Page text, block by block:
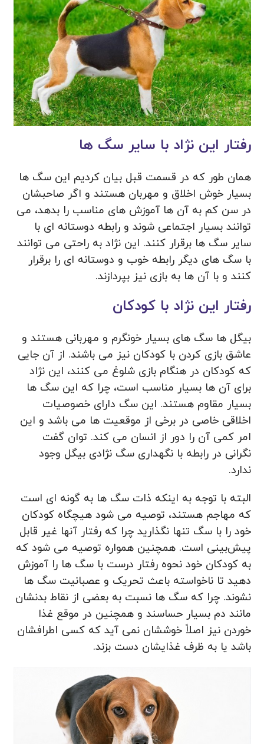
رفتار این نژاد با سایر سگ ها
همان طور که در قسمت قبل بیان کردیم این سگ ها
بسیار خوش اخلاق و مهربان هستند و اگر صاحبشان
در سن کم به آن ها آموزش های مناسب را بدهد، می
توانند بسیار اجتماعی شوند و رابطه دوستانه ای با
سایر سگ ها برقرار کنند. این نژاد به راحتی می توانند
با سگ های دیگر رابطه خوب و دوستانه ای را برقرار
کنند و با آن ها به بازی نیز بپردازند.
رفتار این نژاد با کودکان
بیگل ها سگ های بسیار خونگرم و مهربانی هستند و
عاشق بازی کردن با کودکان نیز می باشند. از آن جایی
که کودکان در هنگام بازی شلوغ می کنند، این نژاد
برای آن ها بسیار مناسب است، چرا که این سگ ها
بسیار مقاوم هستند. این سگ دارای خصوصیات
اخلاقی خاصی در برخی از موقعیت ها می باشد و این
امر کمی آن را دور از انسان می کند. توان گفت
نگرانی در رابطه با نگهداری سگ نژادی بیگل وجود
ندارد.
البته با توجه به اینکه ذات سگ‌ ها به گونه ‌ای است
که مهاجم هستند، توصیه می‌ شود هیچگاه کودکان
خود را با سگ تنها نگذارید چرا که رفتار آنها غیر قابل
پیش‌بینی است. همچنین همواره توصیه می ‌شود که
به کودکان خود نحوه رفتار درست با سگ ‌ها را آموزش
دهید تا ناخواسته باعث تحریک و عصبانیت سگ‌ ها
نشوند. چرا که سگ‌ ها نسبت به بعضی از نقاط بدنشان
مانند دم بسیار حساسند و همچنین در موقع غذا
خوردن نیز اصلاً خوششان نمی ‌آید که کسی اطرافشان
باشد یا به ظرف غذایشان دست بزند.